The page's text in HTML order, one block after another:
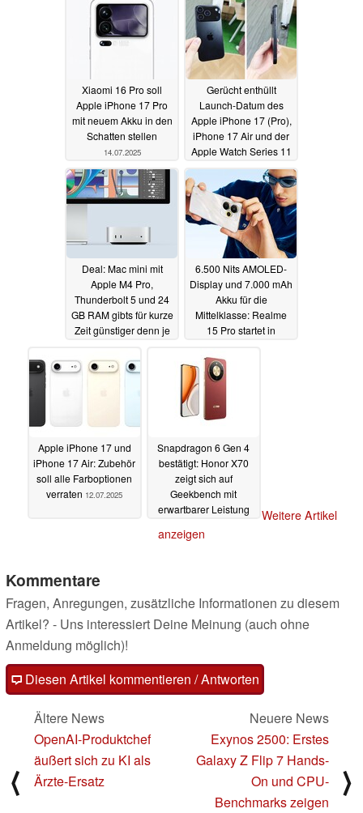
Xiaomi 16 Pro soll
Apple iPhone 17 Pro
mit neuem Akku in den
Schatten stellen
14.07.2025
Gerücht enthüllt
Launch-Datum des
Apple iPhone 17 (Pro),
iPhone 17 Air und der
Apple Watch Series 11
14.07.2025
Deal: Mac mini mit
Apple M4 Pro,
Thunderbolt 5 und 24
GB RAM gibts für kurze
Zeit günstiger denn je
6.500 Nits AMOLED-
Display und 7.000 mAh
Akku für die
Mittelklasse: Realme
15 Pro startet in
14.07.2025
Apple iPhone 17 und
iPhone 17 Air: Zubehör
soll alle Farboptionen
verraten 12.07.2025
Snapdragon 6 Gen 4
bestätigt: Honor X70
zeigt sich auf
Geekbench mit
erwartbarer Leistung
Weitere Artikel
anzeigen
Kommentare
Fragen, Anregungen, zusätzliche Informationen zu diesem
Artikel? - Uns interessiert Deine Meinung (auch ohne
Anmeldung möglich)!
Diesen Artikel kommentieren / Antworten
⟨
Ältere News
OpenAI-Produktchef
äußert sich zu KI als
Ärzte-Ersatz
Neuere News
Exynos 2500: Erstes
Galaxy Z Flip 7 Hands-
On und CPU-
Benchmarks zeigen
⟩